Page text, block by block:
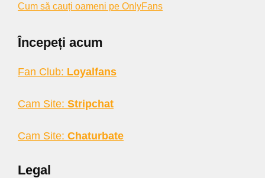
Cum să cauți oameni pe OnlyFans
Începeți acum
Fan Club: Loyalfans
Cam Site: Stripchat
Cam Site: Chaturbate
Legal